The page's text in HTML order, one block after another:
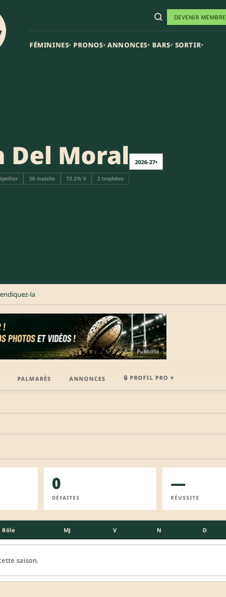
DEVENIR MEMBRE
FÉMININES▾ PRONOS▾ ANNONCES▾ BARS▾ SORTIR▾
Del Moral 2026-27▾
36 matchs 72.2% V 2 trophées
la
Publicité
PALMARÈS ANNONCES 🔒 PROFIL PRO ▾
0
DÉFAITES
—
RÉUSSITE
Rôle MJ V N D
saison.